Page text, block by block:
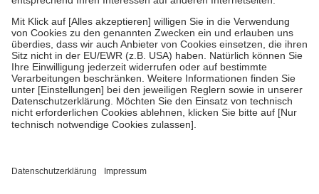
zu stärken und die besondere Stellung der Familie zu unterstützen,
fallenkeine Zuzahlungenan bei:
• Kindern und Jugendlichen bis zum vollendeten 18. Lebensjahr
mit Ausnahme der Fahrkosten
• Untersuchungen zur Vorsorge und Früherkennung, die von der
GKV getragen werden
• empfohlenen Schutzimpfungen
• Harn- und Blutteststreifen
getroffen, um sicherzustellen, dass es sich um echte Bewertungen